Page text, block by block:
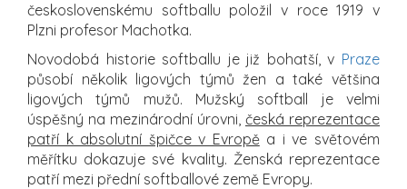
československému softballu položil v roce 1919 v
Plzni profesor Machotka.
Novodobá historie softballu je již bohatší, v Praze
působí několik ligových týmů žen a také většina
ligových týmů mužů. Mužský softball je velmi
úspěšný na mezinárodní úrovni, česká reprezentace
patří k absolutní špičce v Evropěa i ve světovém
měřítku dokazuje své kvality. Ženská reprezentace
patří mezi přední softballové země Evropy.